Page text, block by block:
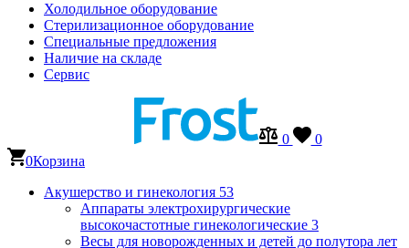
Холодильное оборудование
Стерилизационное оборудование
Специальные предложения
Наличие на складе
Сервис
0
0
0Корзина
Акушерство и гинекология 53
Аппараты электрохирургические
высокочастотные гинекологические 3
Весы для новорожденных и детей до полутора лет